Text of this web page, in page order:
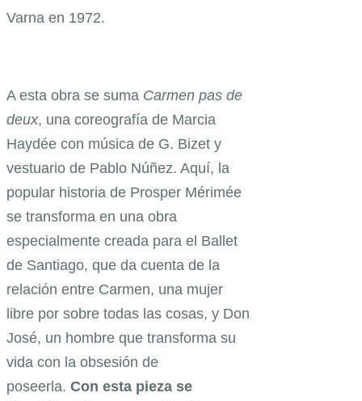
Varna en 1972.
A esta obra se suma Carmen pas de
deux, una coreografía de Marcia
Haydée con música de G. Bizet y
vestuario de Pablo Núñez. Aquí, la
popular historia de Prosper Mérimée
se transforma en una obra
especialmente creada para el Ballet
de Santiago, que da cuenta de la
relación entre Carmen, una mujer
libre por sobre todas las cosas, y Don
José, un hombre que transforma su
vida con la obsesión de
poseerla. Con esta pieza se